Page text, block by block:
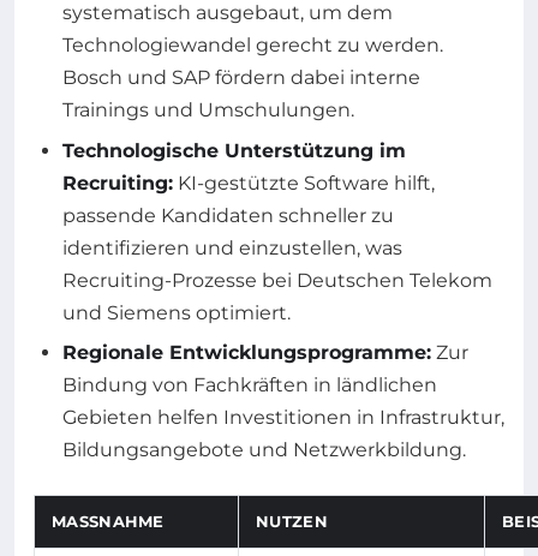
systematisch ausgebaut, um dem
Technologiewandel gerecht zu werden.
Bosch und SAP fördern dabei interne
Trainings und Umschulungen.
Technologische Unterstützung im
Recruiting: KI-gestützte Software hilft,
passende Kandidaten schneller zu
identifizieren und einzustellen, was
Recruiting-Prozesse bei Deutschen Telekom
und Siemens optimiert.
Regionale Entwicklungsprogramme: Zur
Bindung von Fachkräften in ländlichen
Gebieten helfen Investitionen in Infrastruktur,
Bildungsangebote und Netzwerkbildung.
MASSNAHME NUTZEN